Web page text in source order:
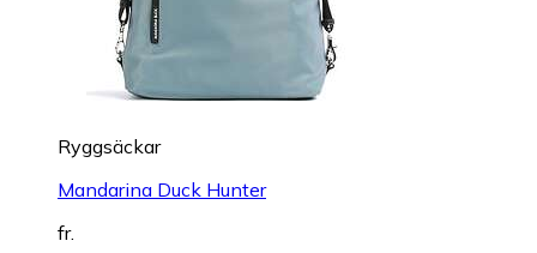
Ryggsäckar
Mandarina Duck Hunter
fr.